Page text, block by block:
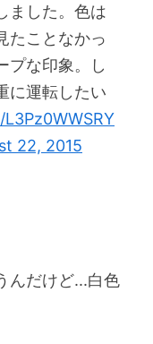
ました。色は
たことなかっ
プな印象。し
に運転したい
22, 2015
んだけど...白色